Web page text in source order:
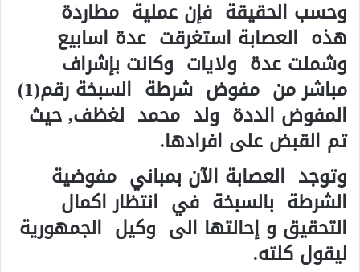
وحسب الحقيقة فإن عملية مطاردة
هذه العصابة استغرقت عدة اسابيع
وشملت عدة ولايات وكانت بإشراف
مباشر من مفوض شرطة السبخة رقم(1)
المفوض الددة ولد محمد لغظف, حيث
تم القبض على افرادها.
وتوجد العصابة الآن بمباني مفوضية
الشرطة بالسبخة في انتظار اكمال
التحقيق و إحالتها الى وكيل الجمهورية
ليقول كلته.